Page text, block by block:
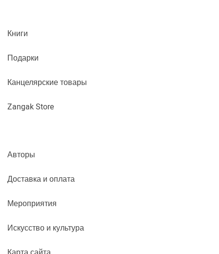
Книги
Подарки
Канцелярские товары
Zangak Store
Авторы
Доставка и оплата
Мероприятия
Искусство и культура